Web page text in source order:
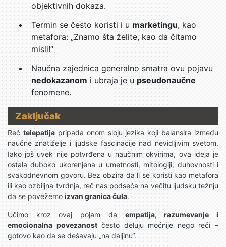
objektivnih dokaza.
Termin se često koristi i umarketingu, kao
metafora: „Znamo šta želite, kao da čitamo
misli!“
Naučna zajednica generalno smatra ovu pojavu
nedokazanom i ubraja je upseudonaučne
fenomene.
Zaključak
Rečtelepatijapripada onom sloju jezika koji balansira između
naučne znatiželje i ljudske fascinacije nad nevidljivim svetom.
Iako još uvek nije potvrđena u naučnim okvirima, ova ideja je
ostala duboko ukorenjena u umetnosti, mitologiji, duhovnosti i
svakodnevnom govoru. Bez obzira da li se koristi kao metafora
ili kao ozbiljna tvrdnja, reč nas podseća na večitu ljudsku težnju
da se povežemoizvan granica čula.
Učimo kroz ovaj pojam daempatija, razumevanje i
emocionalna povezanostčesto deluju moćnije nego reči –
gotovo kao da se dešavaju „na daljinu“.